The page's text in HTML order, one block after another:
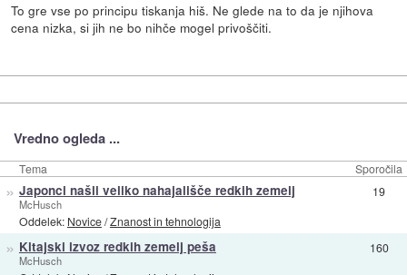
To gre vse po principu tiskanja hiš. Ne glede na to da je njihova
cena nizka, si jih ne bo nihče mogel privoščiti.
Vredno ogleda ...
Tema Sporočila
» Japonci našli veliko nahajališče redkih zemelj
McHusch
Oddelek: Novice/Znanost in tehnologija
19
» Kitajski izvoz redkih zemelj peša
McHusch
160